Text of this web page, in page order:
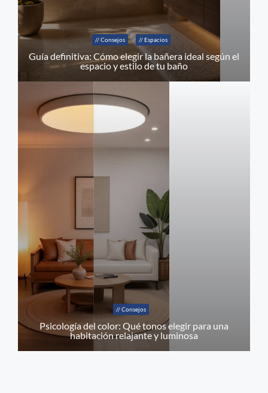
// Consejos // Espacios
Guía definitiva: Cómo elegir la bañera ideal según el
espacio y estilo de tu baño
// Consejos
Psicología del color: Qué tonos elegir para una
habitación relajante y luminosa